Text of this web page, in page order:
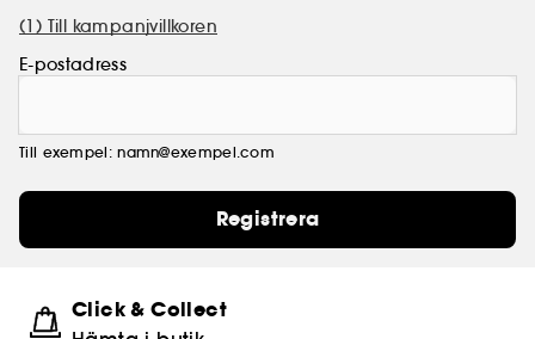
(1) Till kampanjvillkoren
E-postadress
Till exempel: namn@exempel.com
Registrera
Click & Collect